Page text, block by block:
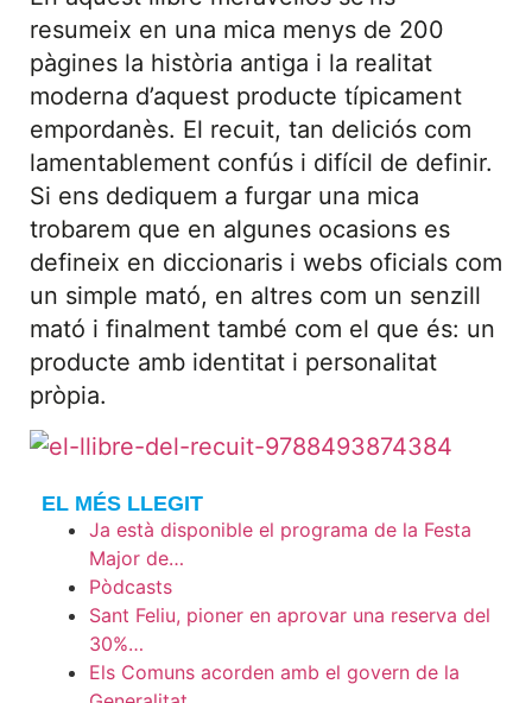
resumeix en una mica menys de 200
pàgines la història antiga i la realitat
moderna d’aquest producte típicament
empordanès. El recuit, tan deliciós com
lamentablement confús i difícil de definir.
Si ens dediquem a furgar una mica
trobarem que en algunes ocasions es
defineix en diccionaris i webs oficials com
un simple mató, en altres com un senzill
mató i finalment també com el que és: un
producte amb identitat i personalitat
pròpia.
EL MÉS LLEGIT
Ja està disponible el programa de la Festa
Major de…
Pòdcasts
Sant Feliu, pioner en aprovar una reserva del
30%…
Els Comuns acorden amb el govern de la